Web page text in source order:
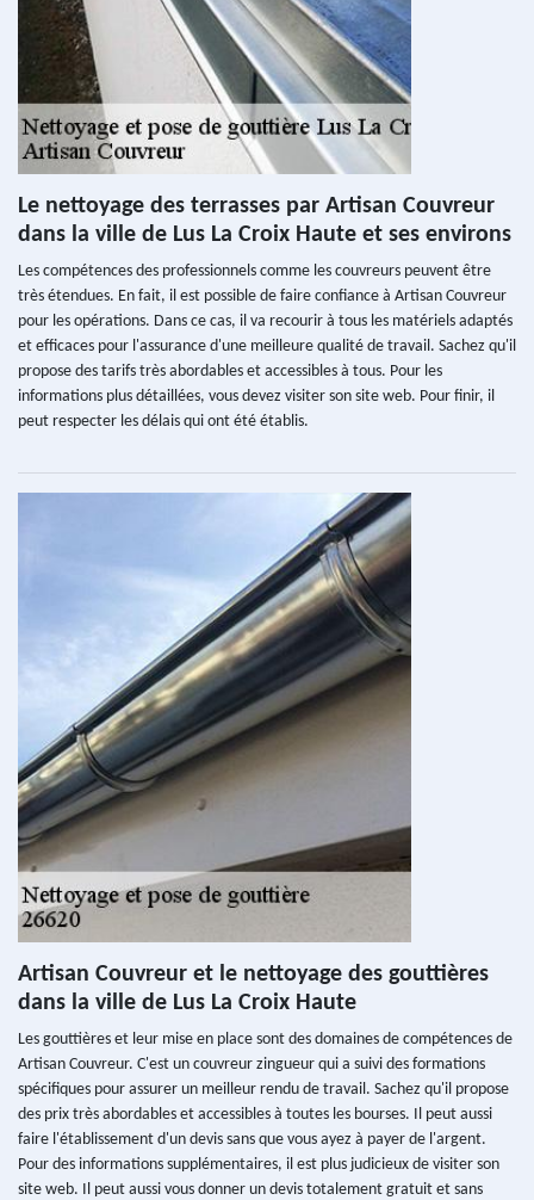
Le nettoyage des terrasses par Artisan Couvreur
dans la ville de Lus La Croix Haute et ses environs
Les compétences des professionnels comme les couvreurs peuvent être
très étendues. En fait, il est possible de faire confiance à Artisan Couvreur
pour les opérations. Dans ce cas, il va recourir à tous les matériels adaptés
et efficaces pour l'assurance d'une meilleure qualité de travail. Sachez qu'il
propose des tarifs très abordables et accessibles à tous. Pour les
informations plus détaillées, vous devez visiter son site web. Pour finir, il
peut respecter les délais qui ont été établis.
Artisan Couvreur et le nettoyage des gouttières
dans la ville de Lus La Croix Haute
Les gouttières et leur mise en place sont des domaines de compétences de
Artisan Couvreur. C'est un couvreur zingueur qui a suivi des formations
spécifiques pour assurer un meilleur rendu de travail. Sachez qu'il propose
des prix très abordables et accessibles à toutes les bourses. Il peut aussi
faire l'établissement d'un devis sans que vous ayez à payer de l'argent.
Pour des informations supplémentaires, il est plus judicieux de visiter son
site web. Il peut aussi vous donner un devis totalement gratuit et sans